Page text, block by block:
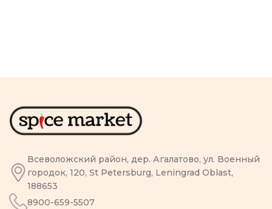
Всеволожский район, дер. Агалатово, ул. Военный
городок, 120, St Petersburg, Leningrad Oblast,
188653
8900-659-5507